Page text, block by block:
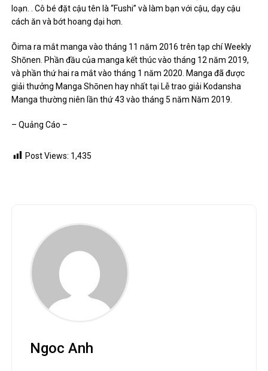
loạn. . Cô bé đặt cậu tên là “Fushi” và làm bạn với cậu, dạy cậu
cách ăn và bớt hoang dại hơn.
Ōima ra mắt manga vào tháng 11 năm 2016 trên tạp chí Weekly
Shōnen. Phần đầu của manga kết thúc vào tháng 12 năm 2019,
và phần thứ hai ra mắt vào tháng 1 năm 2020. Manga đã được
giải thưởng Manga Shōnen hay nhất tại Lễ trao giải Kodansha
Manga thường niên lần thứ 43 vào tháng 5 năm Năm 2019.
– Quảng Cáo –
Post Views: 1,435
Ngoc Anh